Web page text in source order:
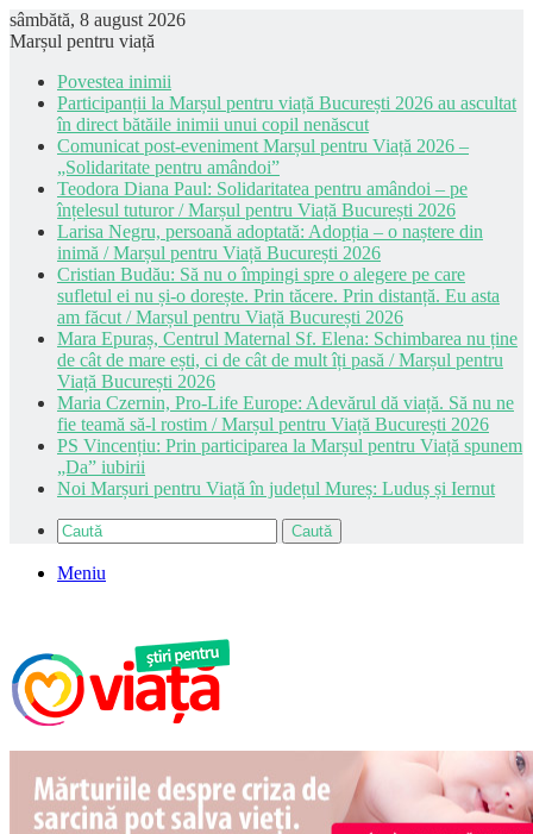
sâmbătă, 8 august 2026
Marșul pentru viață
Povestea inimii
Participanții la Marșul pentru viață București 2026 au ascultat
în direct bătăile inimii unui copil nenăscut
Comunicat post-eveniment Marșul pentru Viață 2026 –
„Solidaritate pentru amândoi”
Teodora Diana Paul: Solidaritatea pentru amândoi – pe
înțelesul tuturor / Marșul pentru Viață București 2026
Larisa Negru, persoană adoptată: Adopția – o naștere din
inimă / Marșul pentru Viață București 2026
Cristian Budău: Să nu o împingi spre o alegere pe care
sufletul ei nu și-o dorește. Prin tăcere. Prin distanță. Eu asta
am făcut / Marșul pentru Viață București 2026
Mara Epuraș, Centrul Maternal Sf. Elena: Schimbarea nu ține
de cât de mare ești, ci de cât de mult îți pasă / Marșul pentru
Viață București 2026
Maria Czernin, Pro-Life Europe: Adevărul dă viață. Să nu ne
fie teamă să-l rostim / Marșul pentru Viață București 2026
PS Vincențiu: Prin participarea la Marșul pentru Viață spunem
„Da” iubirii
Noi Marșuri pentru Viață în județul Mureș: Luduș și Iernut
Caută
Meniu